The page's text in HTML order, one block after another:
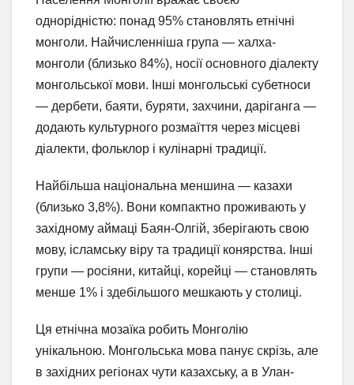
однорідністю: понад 95% становлять етнічні
монголи. Найчисленніша група — халха-
монголи (близько 84%), носії основного діалекту
монгольської мови. Інші монгольські субетноси
— дербети, баяти, буряти, захчини, даріганга —
додають культурного розмаїття через місцеві
діалекти, фольклор і кулінарні традиції.
Найбільша національна меншина — казахи
(близько 3,8%). Вони компактно проживають у
західному аймаці Баян-Олгій, зберігають свою
мову, ісламську віру та традиції конярства. Інші
групи — росіяни, китайці, корейці — становлять
менше 1% і здебільшого мешкають у столиці.
Ця етнічна мозаїка робить Монголію
унікальною. Монгольська мова панує скрізь, але
в західних регіонах чути казахську, а в Улан-